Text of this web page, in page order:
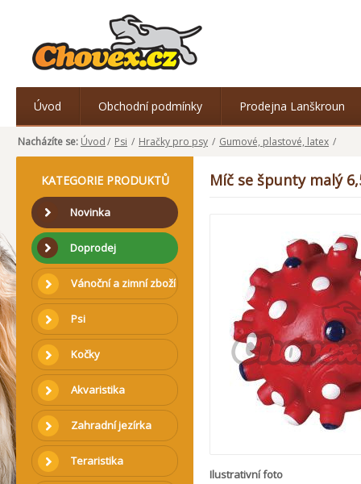
Úvod Obchodní podmínky Prodejna Lanškroun
Nacházíte se: Úvod/ Psi / Hračky pro psy / Gumové, plastové, latex /
KATEGORIE PRODUKTŮ
Novinka
Doprodej
Vánoční a zimní zboží
Psi
Kočky
Akvaristika
Zahradní jezírka
Teraristika
Míč se špunty malý
Ilustrativní foto